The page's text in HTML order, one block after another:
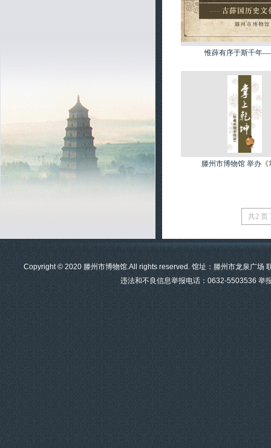
惟薛有序于斯千年
滕州市博物馆 举办《
共2 页
Copyright © 2020 滕州市博物馆.All rights reserved. 馆址：滕州市龙泉广场
违法和不良信息举报电话：0632-5503536 举